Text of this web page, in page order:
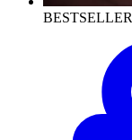
BESTSELLER